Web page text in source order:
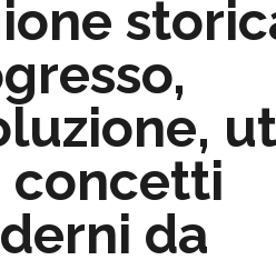
concetti
da